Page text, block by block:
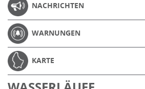
NACHRICHTEN
WARNUNGEN
KARTE